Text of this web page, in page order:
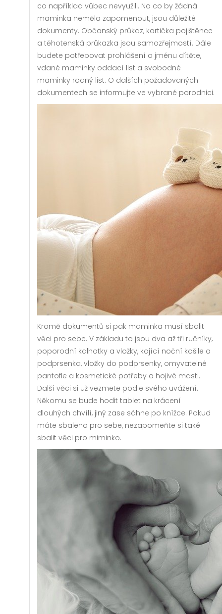
co například vůbec nevyužili. Na co by žádná
maminka neměla zapomenout, jsou důležité
dokumenty. Občanský průkaz, kartička pojištěnce
a těhotenská průkazka jsou samozřejmostí. Dále
budete potřebovat prohlášení o jménu dítěte,
vdané maminky oddací list a svobodné
maminky rodný list. O dalších požadovaných
dokumentech se informujte ve vybrané porodnici.
Kromě dokumentů si pak maminka musí sbalit
věci pro sebe. V základu to jsou dva až tři ručníky,
poporodní kalhotky a vložky, kojící noční košile a
podprsenka, vložky do podprsenky, omyvatelné
pantofle a kosmetické potřeby a hojivé masti.
Další věci si už vezmete podle svého uvážení.
Někomu se bude hodit tablet na krácení
dlouhých chvílí, jiný zase sáhne po knížce. Pokud
máte sbaleno pro sebe, nezapomeňte si také
sbalit věci pro miminko.